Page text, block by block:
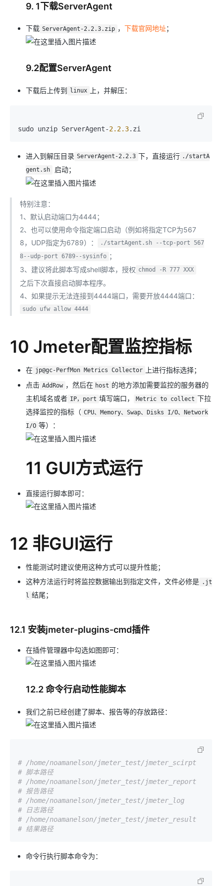
9. 1下载ServerAgent
下载 ServerAgent-2.2.3.zip ， 下载官网地址；
9.2配置ServerAgent
下载后上传到 linux 上，并解压：
sudo unzip ServerAgent-2.2.3
进入到解压目录 ServerAgent-2.2.3 下，直接运行 ./startA
gent.sh
启动；
特别注意：
1、默认启动端口为4444；
2、也可以使用命令指定端口启动（例如将指定TCP为567
8，UDP指定为6789）：
./startAgent.sh --tcp-port 567
8--udp-port 6789--sysinfo ；
3、建议将此脚本写成shell脚本，授权 chmod -R 777 XXX
之后下次直接启动脚本程序。
4、如果提示无法连接到4444端口，需要开放4444端口：
sudo ufw allow 4444
10 Jmeter配置监控指标
在 jp@gc-PerfMon Metrics Collector
上进行指标选择；
点击 AddRow ，然后在 host 的地方添加需要监控的服务器的
主机域名或者 IP，port 填写端口， Metric to collect 下拉
选择监控的指标（ CPU、Memory、Swap、Disks I/O、Network
I/O 等）：
11 GUI方式运行
直接运行脚本即可：
12 非GUI运行
性能测试时建议使用这种方式可以提升性能；
这种方法运行时将监控数据输出到指定文件，文件必修是 .jt
l 结尾；
12.1 安装jmeter-plugins-cmd插件
在插件管理器中勾选如图即可：
12.2 命令行启动性能脚本
我们之前已经创建了脚本、报告等的存放路径：
# /home/noamanelson/jmeter_test/jmeter_scirpt
# 脚本路径
# /home/noamanelson/jmeter_test/jmeter_report
# 报告路径
# /home/noamanelson/jmeter_test/jmeter_log
# 日志路径
# /home/noamanelson/jmeter_test/jmeter_result
# 结果路径
命令行执行脚本命令为：